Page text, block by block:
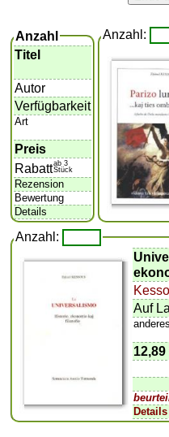
Anzahl
Titel
Autor
Verfügbarkeit
Art
Preis
Rabattab 3
Stück
Rezension
Bewertung
Details
Anzahl:
Anzahl:
Auf
12,89
Details